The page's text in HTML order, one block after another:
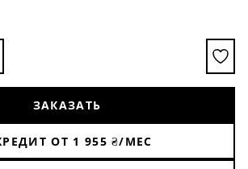
ЗАКАЗАТЬ
ОТ 1 955 ₴/МЕС